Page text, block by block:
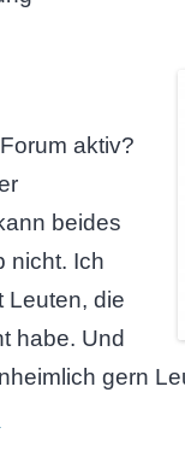
aktiv?
beides
nicht. Ich
Leuten, die
habe. Und
gern